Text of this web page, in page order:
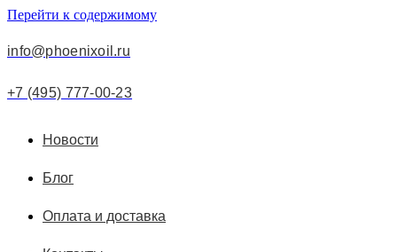
Перейти к содержимому
info@phoenixoil.ru
+7 (495) 777-00-23
Новости
Блог
Оплата и доставка